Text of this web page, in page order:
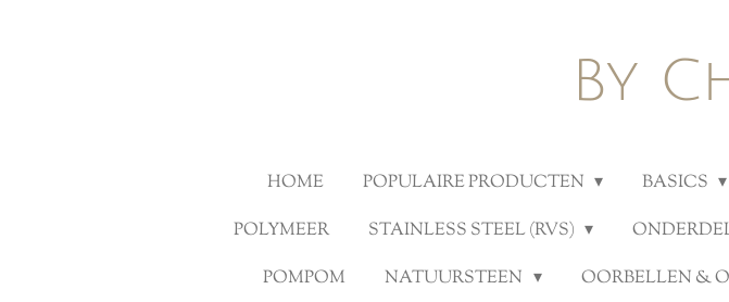
By
HOME POPULAIRE PRODUCTEN BASICS
POLYMEER
STAINLESS STEEL (RVS)
POMPOM
NATUURSTEEN OORBELLEN &